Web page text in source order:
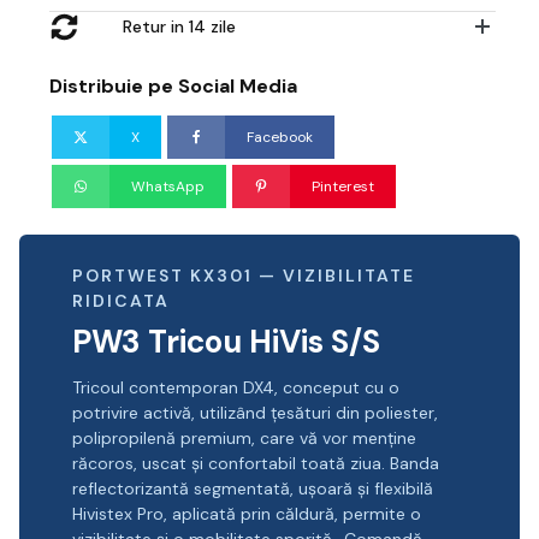
Retur in 14 zile
Distribuie pe Social Media
X Facebook
WhatsApp Pinterest
PORTWEST KX301 — VIZIBILITATE
RIDICATA
PW3 Tricou HiVis S/S
Tricoul contemporan DX4, conceput cu o
potrivire activă, utilizând țesături din poliester,
polipropilenă premium, care vă vor menține
răcoros, uscat și confortabil toată ziua. Banda
reflectorizantă segmentată, ușoară și flexibilă
Hivistex Pro, aplicată prin căldură, permite o